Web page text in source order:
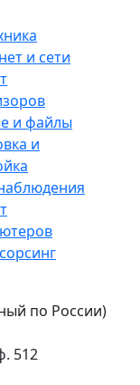
и сети
и файлы
и
по России)
512